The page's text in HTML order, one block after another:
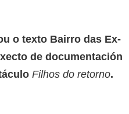
o texto Bairro das Ex-
de documentación
Filhos do retorno.